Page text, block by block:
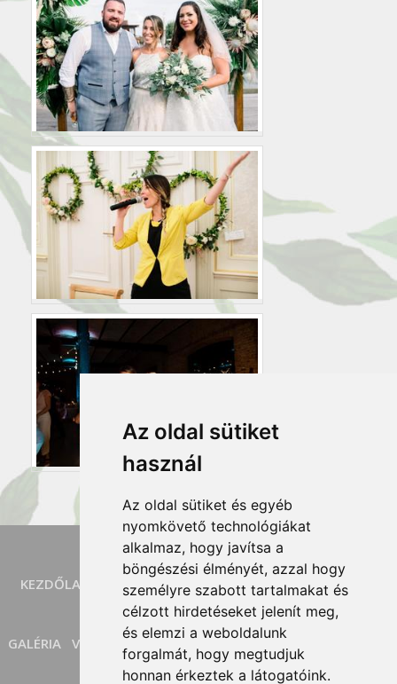
Az oldal sütiket
használ
Az oldal sütiket és egyéb
nyomkövető technológiákat
alkalmaz, hogy javítsa a
böngészési élményét, azzal hogy
személyre szabott tartalmakat és
célzott hirdetéseket jelenít meg,
és elemzi a weboldalunk
forgalmát, hogy megtudjuk
honnan érkeztek a látogatóink.
KEZDŐLAP SZOLGÁLTATÁSOK SZERTARTÁSOK BLOG
GALÉRIA VISSZAJELZÉSEK MÉDIA MEGJELENÉS